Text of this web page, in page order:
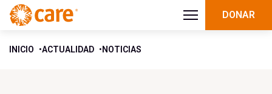
DONAR
INICIO ACTUALIDAD NOTICIAS